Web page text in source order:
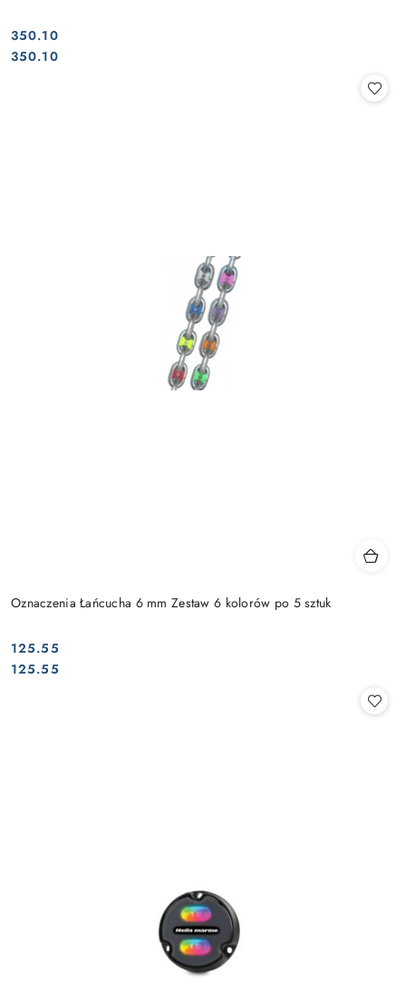
Cena:
350.10
Cena:
350.10
Oznaczenia Łańcucha 6 mm Zestaw 6 kolorów po 5 sztuk
Cena:
125.55
Cena:
125.55